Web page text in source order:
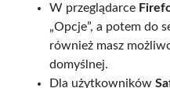
W przeglądarce
„Opcje”, a potem do
również masz
domyślnej.
Dla użytkowników